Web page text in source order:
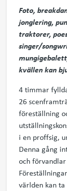
Foto,
jonglering,
traktorer,
singer/
kvällen kan
4 timmar
26
föreställning
i en proffsig,
Denna gång
och
världen kan